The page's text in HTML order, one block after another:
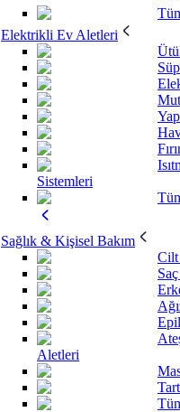
Elektrikli Ev Aletleri
Sistemleri
Sağlık & Kişisel Bakım
Cilt
Aletleri